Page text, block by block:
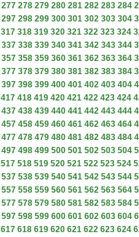
277 278 279 280 281 282 283 284
297 298 299 300 301 302 303 304
317 318 319 320 321 322 323 324
337 338 339 340 341 342 343 344
357 358 359 360 361 362 363 364
377 378 379 380 381 382 383 384
397 398 399 400 401 402 403 404
417 418 419 420 421 422 423 424
437 438 439 440 441 442 443 444
457 458 459 460 461 462 463 464
477 478 479 480 481 482 483 484
497 498 499 500 501 502 503 504
517 518 519 520 521 522 523 524
537 538 539 540 541 542 543 544
557 558 559 560 561 562 563 564
577 578 579 580 581 582 583 584
597 598 599 600 601 602 603 604
617 618 619 620 621 622 623 624